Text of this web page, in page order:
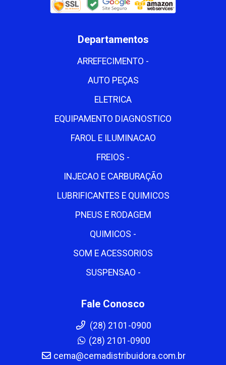
Departamentos
ARREFECIMENTO -
AUTO PEÇAS
ELETRICA
EQUIPAMENTO DIAGNOSTICO
FAROL E ILUMINACAO
FREIOS -
INJECAO E CARBURAÇÃO
LUBRIFICANTES E QUIMICOS
PNEUS E RODAGEM
QUIMICOS -
SOM E ACESSORIOS
SUSPENSAO -
Fale Conosco
(28) 2101-0900
(28) 2101-0900
cema@cemadistribuidora.com.br